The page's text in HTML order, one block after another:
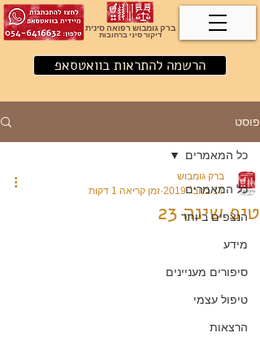
ברק גומבוש רפואה סינית
דיקור סיני ברחובות
הרשמה להתראות בוואטסאפ
פוסט
כל המאמרים
הנצפים ביותר
מידע
סיפורים מעניינים
טיפול עצמי
הרצאות
כל המאמרים
טיפ שינה 23
ברק גומבוש
17 בנוב׳ 2019
זמן קריאה 1 דקות